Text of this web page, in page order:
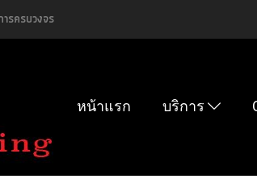
รครบวงจร
หน้าแรก บริการ